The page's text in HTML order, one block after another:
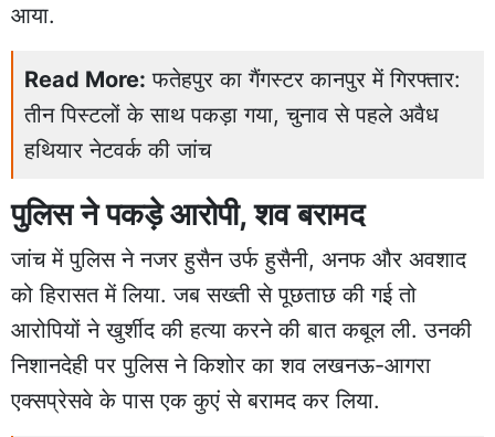
आया.
Read More: फतेहपुर का गैंगस्टर कानपुर में गिरफ्तार:
तीन पिस्टलों के साथ पकड़ा गया, चुनाव से पहले अवैध
हथियार नेटवर्क की जांच
पुलिस ने पकड़े आरोपी, शव बरामद
जांच में पुलिस ने नजर हुसैन उर्फ हुसैनी, अनफ और अवशाद
को हिरासत में लिया. जब सख्ती से पूछताछ की गई तो
आरोपियों ने खुर्शीद की हत्या करने की बात कबूल ली. उनकी
निशानदेही पर पुलिस ने किशोर का शव लखनऊ-आगरा
एक्सप्रेसवे के पास एक कुएं से बरामद कर लिया.